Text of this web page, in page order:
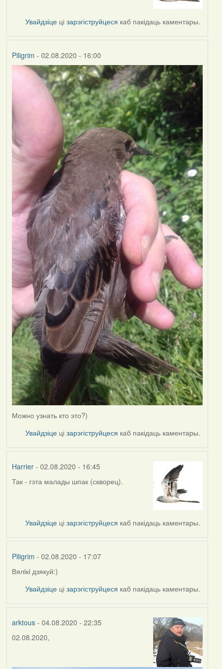
LightyУвайдзіце цізарэгіструйцеся каб пакідаць каментары.
Piligrim - 02.08.2020 - 16:00
Можно узнать кто это?)
Увайдзіце цізарэгіструйцеся каб пакідаць каментары.
Harrier- 02.08.2020 - 16:45
In
Piligrim
Так - гэта малады шпак (скворец).
Увайдзіце цізарэгіструйцеся каб пакідаць каментары.
Piligrim - 02.08.2020 - 17:07
In
reply
by
Вялiкi дзякуй:)
Увайдзіце цізарэгіструйцеся каб пакідаць каментары.
arktous- 04.08.2020 - 22:35
02.08.2020,